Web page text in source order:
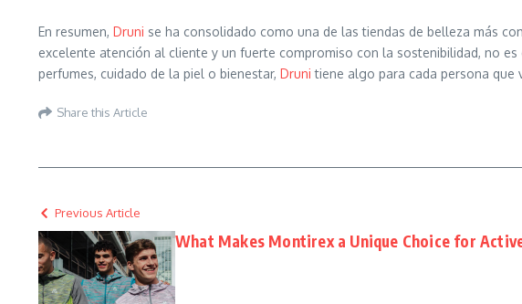
En resumen, Druni se ha consolidado como una de las tiendas de belleza más
excelente atención al cliente y un fuerte compromiso con la sostenibilidad, no
perfumes, cuidado de la piel o bienestar, Druni tiene algo para cada persona que
Share this Article
Previous Article
What Makes Montirex a Unique Choice for